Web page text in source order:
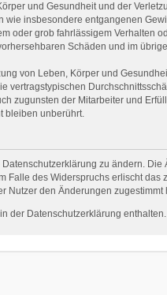
und Gesundheit und der
wie insbesondere entgangenen
oder grob fahrlässigem Verhalten
Schäden und im
von Leben, Körper und
vertragstypischen
zugunsten der Mitarbeiter und
bleiben unberührt.
zu ändern.
Falle des Widerspruchs erlischt
Nutzer den Änderungen zugestimmt
der Datenschutzerklärung enthalten.